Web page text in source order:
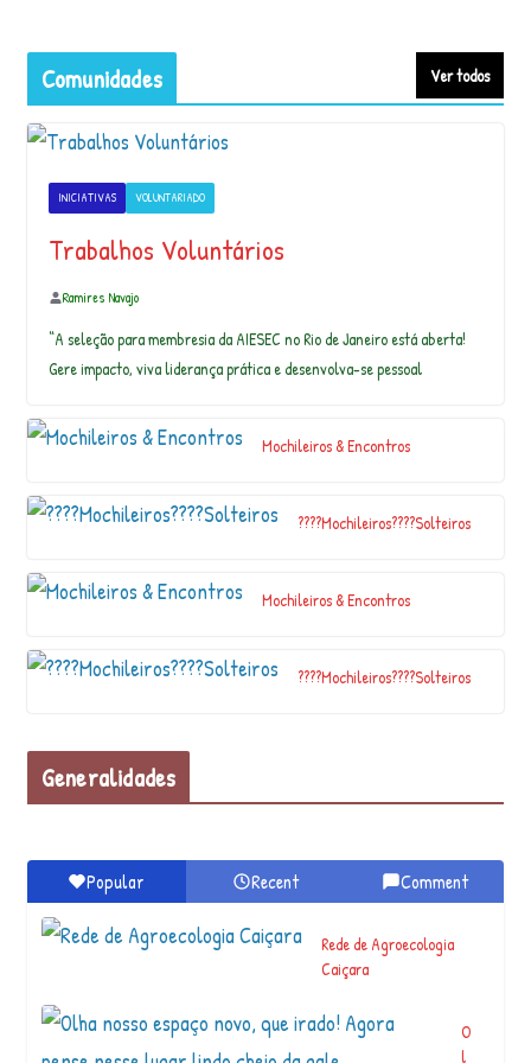
e
r
a
s
ã
e
t
o
e
m
c
Comunidades Ver todos
INICIATIVAS VOLUNTARIADO
Trabalhos Voluntários
Ramires Navajo
“A seleção para membresia da AIESEC no Rio de Janeiro está aberta!
Gere impacto, viva liderança prática e desenvolva-se pessoal
Mochileiros & Encontros
????Mochileiros????Solteiros
Mochileiros & Encontros
????Mochileiros????Solteiros
Generalidades
Popular Recent Comment
Rede de Agroecologia
Caiçara
O
l